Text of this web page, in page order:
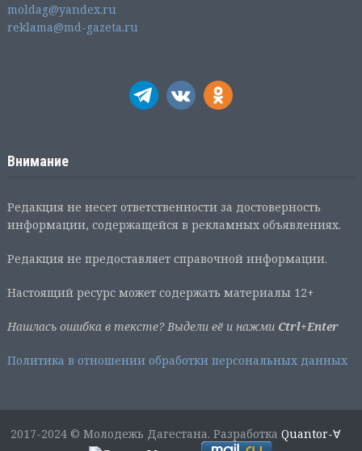
moldag@yandex.ru
reklama@md-gazeta.ru
Внимание
Редакция не несет ответственности за достоверность
информации, содержащейся в рекламных объявлениях.
Редакция не предоставляет справочной информации.
Настоящий ресурс может содержать материалы 12+
Нашлась ошибка в тексте? Выдели её и нажми Ctrl+Enter
Политика в отношении обработки персональных данных
2017-2024 © Молодежь Дагестана. РазработкаQuantor-∀